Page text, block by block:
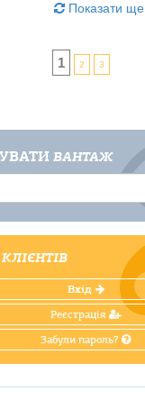
Показати ще
1 2 3
ВАНТАЖ
Вхід
Реєстрація
Забули пароль?